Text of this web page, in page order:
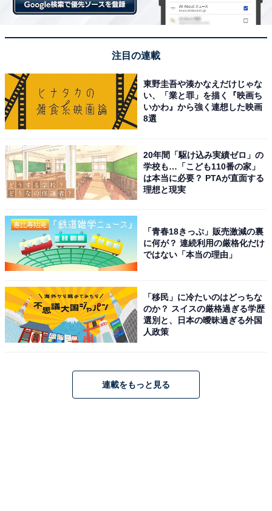
注目の連載
東野圭吾や湊かなえだけじゃな
い、「業と罪」を描く『映画ち
いかわ』から強く連想した映画
8選
20年間「駆け込み実績ゼロ」の
学校も…「こども110番の家」
は本当に必要？ PTAが直面する
理想と現実
「青春18きっぷ」販売激減の裏
に何が？ 連続利用の厳格化だけ
ではない「本当の理由」
「移民」に冷たいのはどっちな
のか？ スイスの厳格過ぎる学歴
選別と、日本の曖昧過ぎる外国
人政策
連載をもっと見る